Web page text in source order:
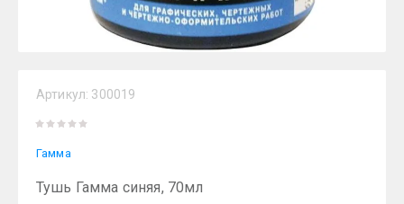
Артикул: 300019
Гамма
Тушь Гамма синяя, 70мл